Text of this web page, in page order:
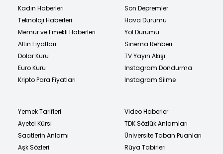
Kadın Haberleri
Teknoloji Haberleri
Memur ve Emekli Haberleri
Altın Fiyatları
Dolar Kuru
Euro Kuru
Kripto Para Fiyatları
Son Depremler
Hava Durumu
Yol Durumu
Sinema Rehberi
TV Yayın Akışı
Instagram Dondurma
Instagram Silme
Yemek Tarifleri
Ayetel Kürsi
Saatlerin Anlamı
Aşk Sözleri
Video Haberler
TDK Sözlük Anlamları
Üniversite Taban Puanları
Rüya Tabirleri